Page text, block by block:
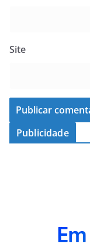
Site
Publicidade